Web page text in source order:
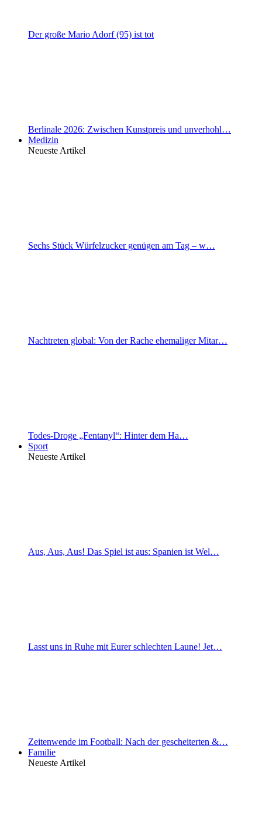
Der große Mario Adorf (95) ist tot
Berlinale 2026: Zwischen Kunstpreis und unverhohl…
Medizin
Neueste Artikel
Sechs Stück Würfelzucker genügen am Tag – w…
Nachtreten global: Von der Rache ehemaliger Mitar…
Todes-Droge „Fentanyl“: Hinter dem Ha…
Sport
Neueste Artikel
Aus, Aus, Aus! Das Spiel ist aus: Spanien ist Wel…
Lasst uns in Ruhe mit Eurer schlechten Laune! Jet…
Zeitenwende im Football: Nach der gescheiterten &…
Familie
Neueste Artikel